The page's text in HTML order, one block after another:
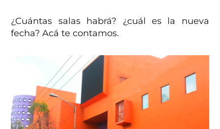
¿Cuántas salas habrá? ¿cuál es la nueva
fecha? Acá te contamos.